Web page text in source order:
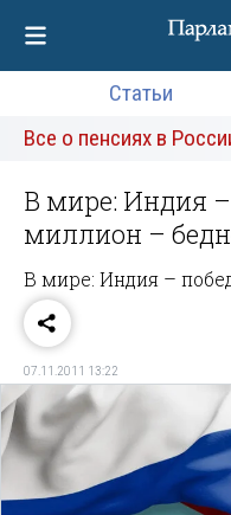
Статьи
Все о пенсиях в
В мире: Индия
миллион –
В мире: Индия –
07.11.2011 13:22